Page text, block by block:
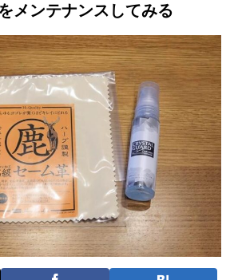
メンテナンスしてみる